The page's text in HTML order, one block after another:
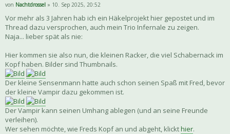
von Nachtdrossel » 10. Sep 2025, 20:52
Vor mehr als 3 Jahren hab ich ein Häkelprojekt hier gepostet und im
Thread dazu versprochen, auch mein Trio Infernale zu zeigen.
Naja... lieber spät als nie:
Hier kommen sie also nun, die kleinen Racker, die viel Schabernack im
Kopf haben. Bilder sind Thumbnails.
Der kleine Sensenmann hatte auch schon seinen Spaß mit Fred, bevor
der kleine Vampir dazu gekommen ist.
Der Vampir kann seinen Umhang ablegen (und an seine Freunde
verleihen).
Wer sehen möchte, wie Freds Kopf an und abgeht, klickthier.